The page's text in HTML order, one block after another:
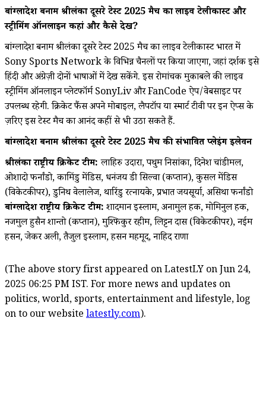
बांग्लादेश बनाम श्रीलंका दूसरे टेस्ट 2025 मैच कालाइव टेलीकास्ट और
स्ट्रीमिंग ऑनलाइन कहां और कैसे देखें?
बांग्लादेश बनाम श्रीलंका दूसरे टेस्ट 2025 मैच का लाइव टेलीकास्ट भारत में
Sony Sports Network के विभिन्न चैनलों पर किया जाएगा, जहां दर्शक इसे
हिंदी और अंग्रेज़ी दोनों भाषाओं में देख सकेंगे. इस रोमांचक मुकाबले की लाइव
स्ट्रीमिंग ऑनलाइन प्लेटफॉर्म SonyLiv और FanCode ऐप/वेबसाइट पर
उपलब्ध रहेगी. क्रिकेट फैंस अपने मोबाइल, लैपटॉप या स्मार्ट टीवी पर इन ऐप्स के
ज़रिए इस टेस्ट मैच का आनंद कहीं से भी उठा सकते हैं.
बांग्लादेश बनाम श्रीलंका दूसरे टेस्ट 2025 मैच की संभावित प्लेइंग इलेवन
श्रीलंका राष्ट्रीय क्रिकेट टीम:लाहिरु उदारा, पथुम निसांका, दिनेश चांडीमल,
ओशादो फर्नांडो, कामिंडु मेंडिस, धनंजय डी सिल्वा (कप्तान), कुसल मेंडिस
(विकेटकीपर), डुनिथ वेलालेज, थारिंडु रत्नायके, प्रभात जयसूर्या, असिथा फर्नांडो
बांग्लादेश राष्ट्रीय क्रिकेट टीम: शादमान इस्लाम, अनामुल हक, मोमिनुल हक,
नजमुल हुसैन शान्तो (कप्तान), मुश्फिकुर रहीम, लिट्टन दास (विकेटकीपर), नईम
हसन, जेकर अली, तैजुल इस्लाम, हसन महमूद, नाहिद राणा
(The above story first appeared on LatestLY on Jun 24,
2025 06:25 PM IST. For more news and updates on
politics, world, sports, entertainment and lifestyle, log
on to our website latestly.com).